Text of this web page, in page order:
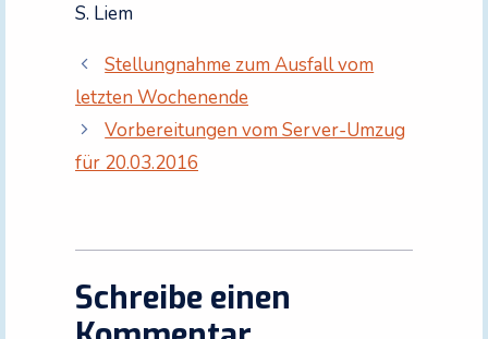
S. Liem
Stellungnahme zum Ausfall vom
letzten Wochenende
Vorbereitungen vom Server-Umzug
für 20.03.2016
Schreibe einen